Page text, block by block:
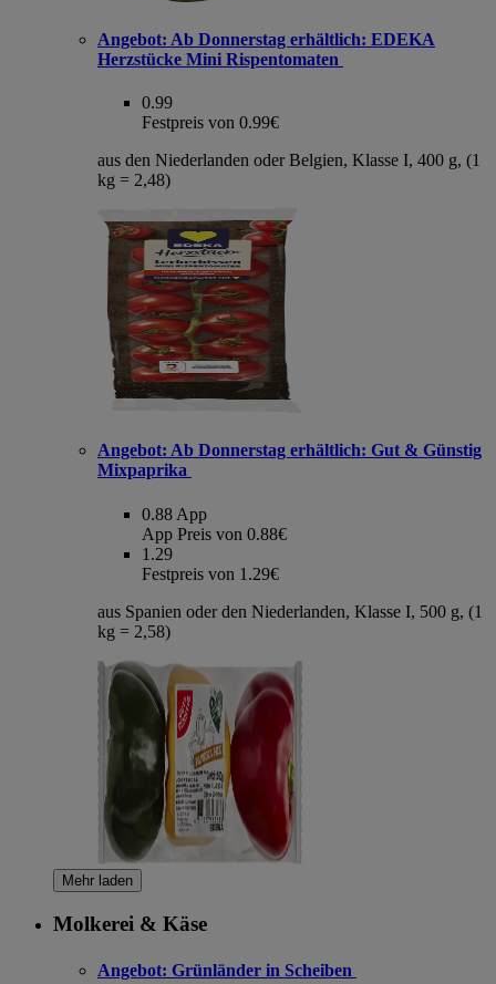
Angebot: Ab Donnerstag erhältlich: EDEKA
Herzstücke Mini Rispentomaten
0.99
Festpreis von 0.99€
aus den Niederlanden oder Belgien, Klasse I, 400 g, (1
kg = 2,48)
Angebot: Ab Donnerstag erhältlich: Gut & Günstig
Mixpaprika
0.88 App
App Preis von 0.88€
1.29
Festpreis von 1.29€
aus Spanien oder den Niederlanden, Klasse I, 500 g, (1
kg = 2,58)
Mehr laden
Molkerei & Käse
Angebot: Grünländer in Scheiben